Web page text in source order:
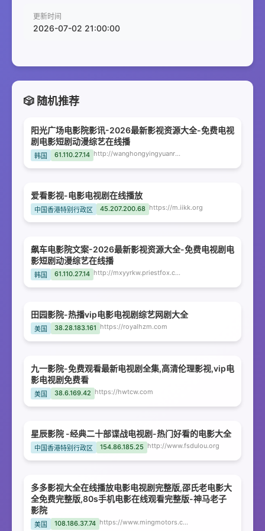
更新时间
2026-07-02 21:00:00
🎲 随机推荐
阳光广场电影院影讯-2026最新影视资源大全-免费电视
剧电影短剧动漫综艺在线播
韩国 61.110.27.14 http://wanghongyingyuanrukouwangpan.priestfox.com
爱看影视-电影电视剧在线播放
中国香港特别行政区 45.207.200.68 https://m.iikk.org
飙车电影院文案-2026最新影视资源大全-免费电视剧电
影短剧动漫综艺在线播
韩国 61.110.27.14 http://mxyyrkw.priestfox.com
田园影院-热播vip电影电视剧综艺网剧大全
美国 38.28.183.161 https://royalhzm.com
九一影院-免费观看最新电视剧全集,高清伦理影视,vip电
影电视剧免费看
美国 38.6.169.42 https://hwtcw.com
星辰影院 -经典二十部谍战电视剧-热门好看的电影大全
中国香港特别行政区 154.86.185.25 http://www.fsdulou.org
多多影视大全在线播放电影电视剧完整版,邵氏老电影大
全免费完整版,80s手机电影在线观看完整版-神马老子
影院
美国 108.186.37.74 https://www.mingmotors.com